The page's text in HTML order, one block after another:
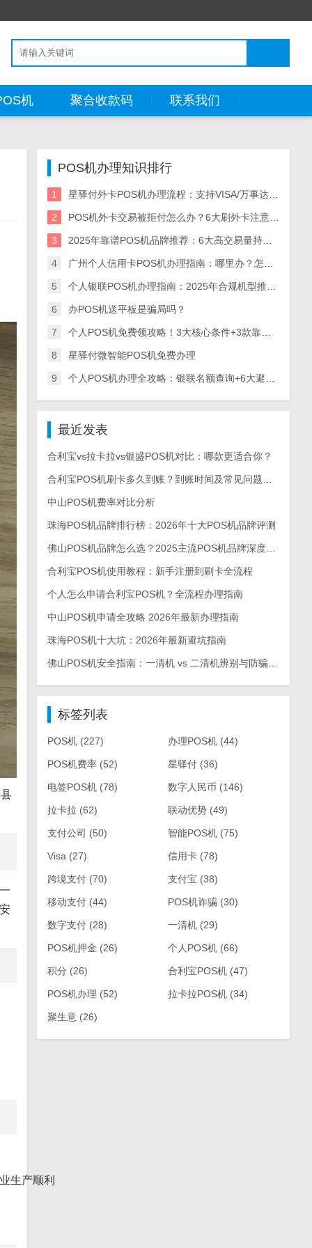
机 聚合收款码 联系我们
生产顺利
POS机办理知识排行
1 星驿付外卡POS机办理流程：支持VISA/万事达，1-3天审核，商户资料清单
2 POS机外卡交易被拒付怎么办？6大刷外卡注意事项
3 2025年靠谱POS机品牌推荐：6大高交易量持牌机构，附选机避坑技巧
4 广州个人信用卡POS机办理指南：哪里办？怎么选？2025年实测攻略--一文理清办理渠道、机型选择与安全标准
5 个人银联POS机办理指南：2025年合规机型推荐+名额查询教程
6 办POS机送平板是骗局吗？
7 个人POS机免费领攻略！3大核心条件+3款靠谱机型，稳定不涨价
8 星驿付微智能POS机免费办理
9 个人POS机办理全攻略：银联名额查询+6大避坑技巧+安全用卡指南
最近发表
合利宝vs拉卡拉vs银盛POS机对比：哪款更适合你？
中山POS机费率对比分析
珠海POS机品牌排行榜：2026年十大POS机品牌评测
佛山POS机品牌怎么选？2025主流POS机品牌深度测评与选购指南
合利宝POS机使用教程：新手注册到刷卡全流程
个人怎么申请合利宝POS机？全流程办理指南
中山POS机申请全攻略 2026年最新办理指南
珠海POS机十大坑：2026年最新避坑指南
佛山POS机安全指南：一清机 vs 二清机辨别与防骗手册
标签列表
POS机(227) 办理POS机(44)
POS机费率(52) 星驿付(36)
电签POS机(78) 数字人民币 (146)
拉卡拉 (62) 联动优势(49)
支付公司 (50) 智能POS机(75)
Visa (27) 信用卡(78)
跨境支付(70) 支付宝 (38)
移动支付(44) POS机诈骗(30)
数字支付(28) 一清机(29)
POS机押金 (26) 个人POS机(66)
积分 (26) 合利宝POS机(47)
POS机办理 (52) 拉卡拉POS机(34)
聚生意(26)